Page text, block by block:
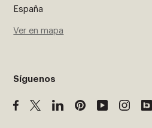
España
Ver en mapa
Síguenos